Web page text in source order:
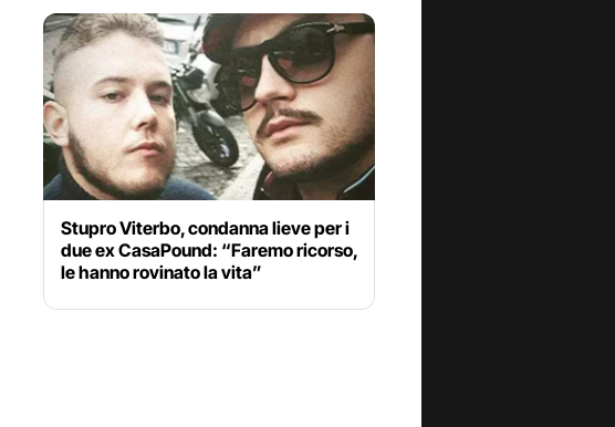
Stupro Viterbo, condanna lieve per i
due ex CasaPound: “Faremo ricorso,
le hanno rovinato la vita”